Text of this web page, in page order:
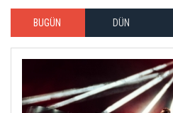
BUGÜN DÜN